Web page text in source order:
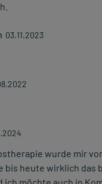
03.11.2023
wurde mir
bis heute wirklich